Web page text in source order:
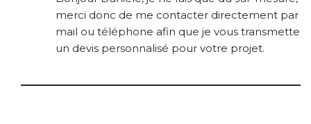
merci donc de me contacter directement par
mail ou téléphone afin que je vous transmette
un devis personnalisé pour votre projet.